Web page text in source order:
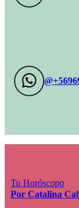
Tu Horóscopo
Por Catalina